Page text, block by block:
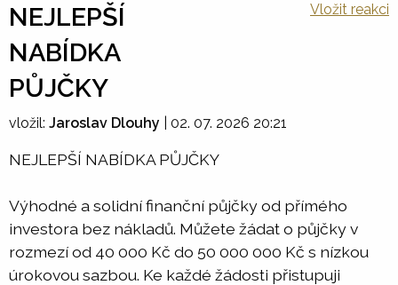
NEJLEPŠÍ
NABÍDKA
PŮJČKY
Vložit reakci
vložil: Jaroslav Dlouhy 02. 07. 2026 20:21
NEJLEPŠÍ NABÍDKA PŮJČKY
Výhodné a solidní finanční půjčky od přímého
investora bez nákladů. Můžete žádat o půjčky v
rozmezí od 40 000 Kč do 50 000 000 Kč s nízkou
úrokovou sazbou. Ke každé žádosti přistupuji